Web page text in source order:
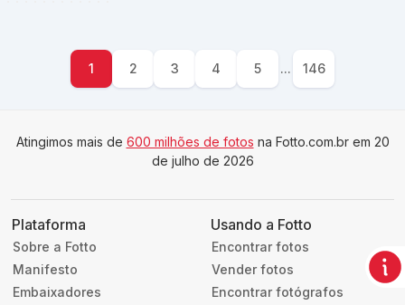
1 2 3 4 5 ... 146
Atingimos mais de 600 milhões de fotos na Fotto.com.br em 20
de julho de 2026
Plataforma
Sobre a Fotto
Manifesto
Embaixadores
Usando a Fotto
Encontrar fotos
Vender fotos
Encontrar fotógrafos